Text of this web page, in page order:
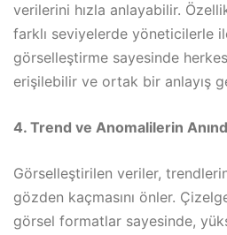
verilerini hızla anlayabilir.
farklı seviyelerde yöneticilerle
görselleştirme sayesinde
erişilebilir ve ortak bir anlayış
4. Trend ve Anomalilerin
Görselleştirilen veriler,
gözden kaçmasını önler.
görsel formatlar sayesinde,